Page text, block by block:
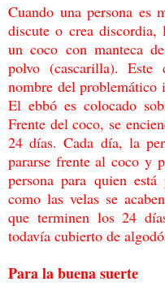
Cuando una persona es
discute o crea discordia,
un coco con manteca
polvo (cascarilla).
nombre del problemático
El ebbó es colocado
Frente del coco, se
24 días. Cada día, la
pararse frente al coco y
persona para quien está
como las velas se
que terminen los 24
todavía cubierto de
Para la buena suerte